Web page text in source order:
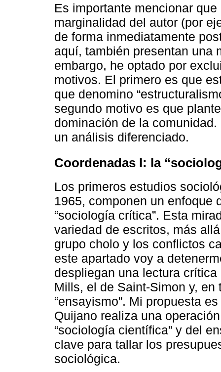
Es importante mencionar
marginalidad del autor (por
de forma inmediatamente
aquí, también presentan una
embargo, he optado por
motivos. El primero es que
que denomino
segundo motivo es que
dominación de la
un análisis diferenciado.
Coordenadas I: la
Los primeros estudios
1965, componen un enfoque
“sociología crítica”. Esta
variedad de escritos, más
grupo cholo y los conflictos
este apartado voy a
despliegan una lectura
Mills, el de Saint-Simon y,
“ensayismo”. Mi propuesta
Quijano realiza una
“sociología científica” y del
clave para tallar los
sociológica.